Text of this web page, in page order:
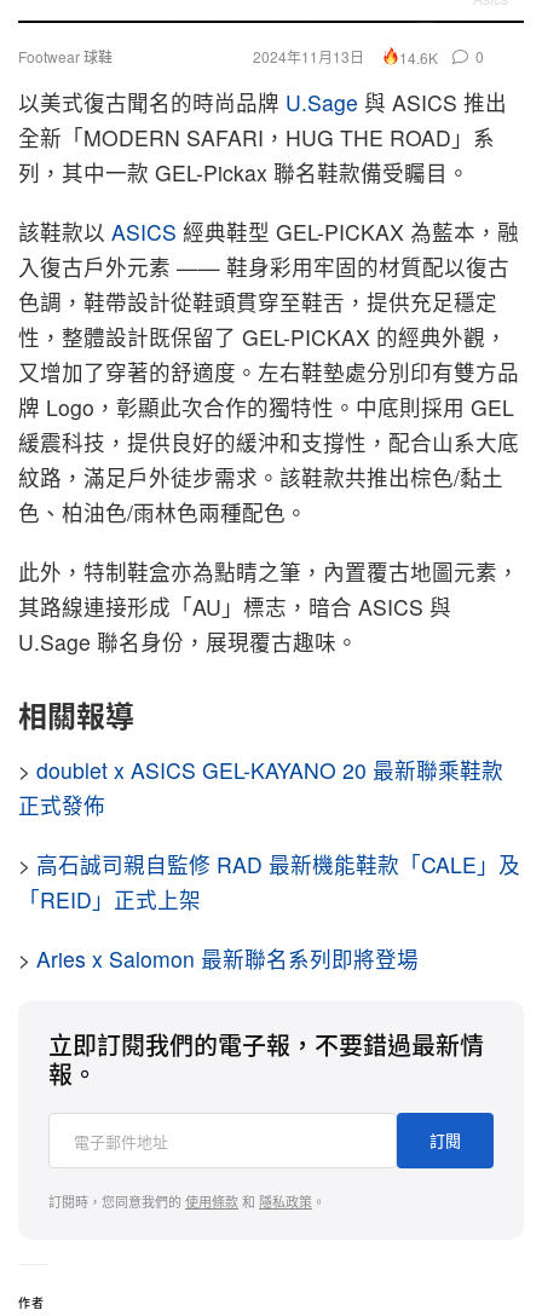
Footwear 球鞋 2024年11月13日 14.6K 0
以美式復古聞名的時尚品牌 U.Sage 與 ASICS 推出
全新「MODERN SAFARI，HUG THE ROAD」系
列，其中一款 GEL-Pickax 聯名鞋款備受矚目。
該鞋款以 ASICS 經典鞋型 GEL-PICKAX 為藍本，融
入復古戶外元素 —— 鞋身彩用牢固的材質配以復古
色調，鞋帶設計從鞋頭貫穿至鞋舌，提供充足穩定
性，整體設計既保留了 GEL-PICKAX 的經典外觀，
又增加了穿著的舒適度。左右鞋墊處分別印有雙方品
牌 Logo，彰顯此次合作的獨特性。中底則採用 GEL
緩震科技，提供良好的緩沖和支撐性，配合山系大底
紋路，滿足戶外徒步需求。該鞋款共推出棕色/黏土
色、柏油色/雨林色兩種配色。
此外，特制鞋盒亦為點睛之筆，內置覆古地圖元素，
其路線連接形成「AU」標志，暗合 ASICS 與
U.Sage 聯名身份，展現覆古趣味。
相關報導
> doublet x ASICS GEL-KAYANO 20 最新聯乘鞋款
正式發佈
> 高石誠司親自監修 RAD 最新機能鞋款「CALE」及
「REID」正式上架
> Aries x Salomon 最新聯名系列即將登場
立即訂閱我們的電子報，不要錯過最新情
報。
訂閱
訂閱時，您同意我們的 使用條款和 隱私政策 。
作者